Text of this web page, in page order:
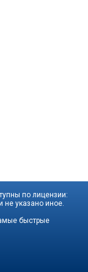
по лицензии:
не указано иное.
быстрые